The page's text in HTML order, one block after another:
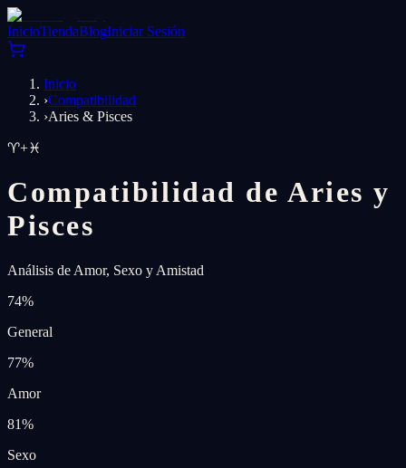
InicioTiendaBlogIniciar Sesión
Inicio
›Compatibilidad
›Aries & Pisces
♈+♓
Compatibilidad de Aries y
Pisces
Análisis de Amor, Sexo y Amistad
74%
General
77%
Amor
81%
Sexo